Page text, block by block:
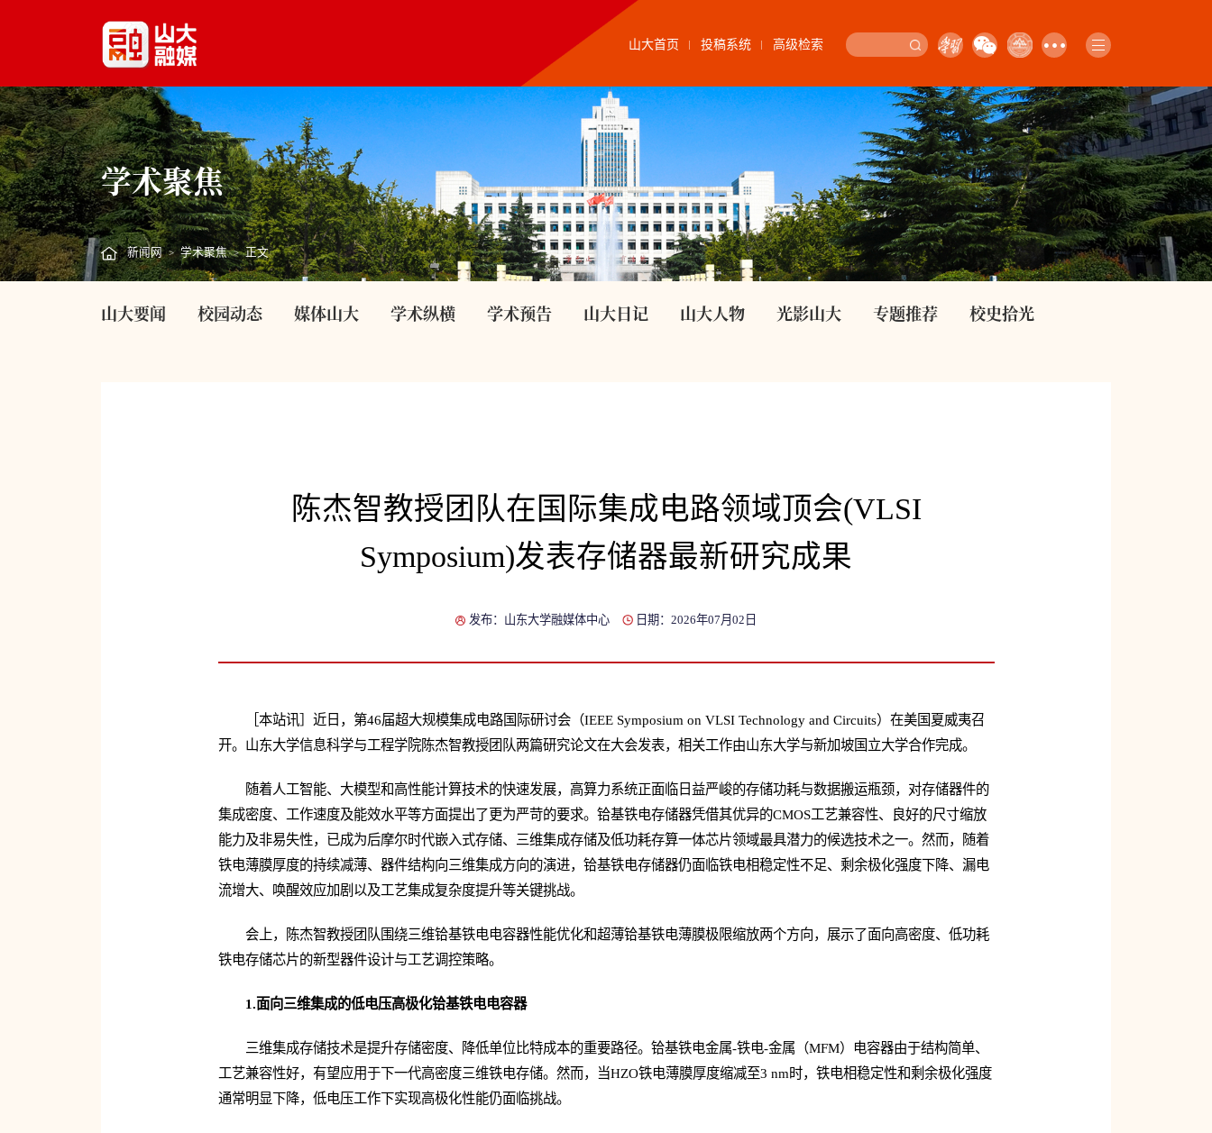
山大首页 投稿系统 高级检索
学术聚焦
新闻网 > 学术聚焦 > 正文
山大要闻 校园动态 媒体山大 学术纵横 学术预告 山大日记 山大人物 光影山大 专题推荐 校史拾光
陈杰智教授团队在国际集成电路领域顶会(VLSI
Symposium)发表存储器最新研究成果
发布：山东大学融媒体中心 日期：2026年07月02日
［本站讯］近日，第46届超大规模集成电路国际研讨会（IEEE Symposium on VLSI Technology and Circuits）在美国夏威夷召
开。山东大学信息科学与工程学院陈杰智教授团队两篇研究论文在大会发表，相关工作由山东大学与新加坡国立大学合作完成。
随着人工智能、大模型和高性能计算技术的快速发展，高算力系统正面临日益严峻的存储功耗与数据搬运瓶颈，对存储器件的
集成密度、工作速度及能效水平等方面提出了更为严苛的要求。铪基铁电存储器凭借其优异的CMOS工艺兼容性、良好的尺寸缩放
能力及非易失性，已成为后摩尔时代嵌入式存储、三维集成存储及低功耗存算一体芯片领域最具潜力的候选技术之一。然而，随着
铁电薄膜厚度的持续减薄、器件结构向三维集成方向的演进，铪基铁电存储器仍面临铁电相稳定性不足、剩余极化强度下降、漏电
流增大、唤醒效应加剧以及工艺集成复杂度提升等关键挑战。
会上，陈杰智教授团队围绕三维铪基铁电电容器性能优化和超薄铪基铁电薄膜极限缩放两个方向，展示了面向高密度、低功耗
铁电存储芯片的新型器件设计与工艺调控策略。
1.面向三维集成的低电压高极化铪基铁电电容器
三维集成存储技术是提升存储密度、降低单位比特成本的重要路径。铪基铁电金属-铁电-金属（MFM）电容器由于结构简单、
工艺兼容性好，有望应用于下一代高密度三维铁电存储。然而，当HZO铁电薄膜厚度缩减至3 nm时，铁电相稳定性和剩余极化强度
通常明显下降，低电压工作下实现高极化性能仍面临挑战。